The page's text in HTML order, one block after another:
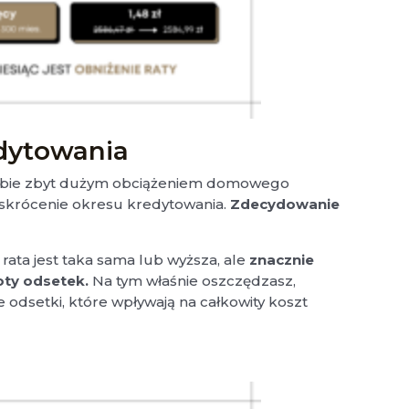
zbyt dużym obciążeniem domowego
okresu kredytowania. Zdecydowanie
jest taka sama lub wyższa, ale znacznie
odsetek. Na tym właśnie oszczędzasz,
które wpływają na całkowity koszt